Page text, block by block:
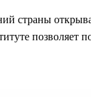
страны